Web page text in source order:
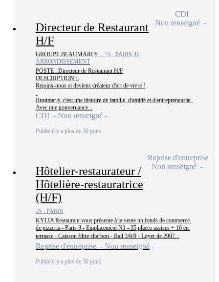
Directeur de Restaurant
H/F
GROUPE BEAUMARLY - 75 - PARIS 4E
ARRONDISSEMENT
POSTE : Directeur de Restaurant H/F
DESCRIPTION :
Rejoins-nous et deviens créateur d'art de vivre !
Beaumarly, c'est une histoire de famille, d'amitié et d'entrepreneuriat.
Avec une gouvernance...
CDI - Non renseigné
Publié il y a plus de 30 jours
CDI
Non renseigné
Hôtelier-restaurateur /
Hôtelière-restauratrice
(H/F)
75 - PARIS
KYLIA Restaurant vous présente à la vente un fonds de commerce
de pizzeria - Paris 3 - Emplacement N1 - 35 places assises + 16 en
terrasse - Caisson filtre charbon - Bail 3/6/9 - Loyer de 2907...
Reprise d'entreprise - Non renseigné
Publié il y a plus de 30 jours
Reprise d'entreprise
Non renseigné